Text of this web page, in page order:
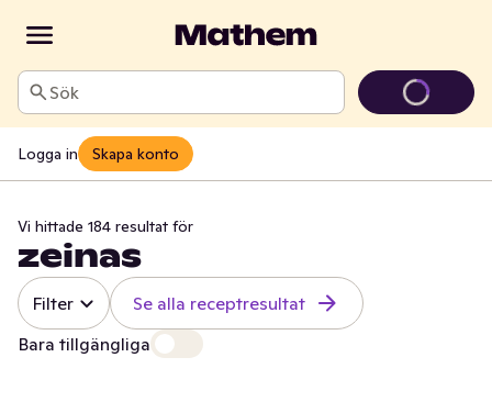
Sök
Logga in Skapa konto
Vi hittade 184 resultat för
zeinas
Filter
Se alla receptresultat
Bara tillgängliga